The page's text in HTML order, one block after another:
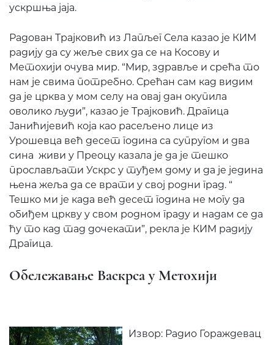
ускршња јаја.
Радован Трајковић из Лапљег Села казао је КИМ
радију да су жеље свих да се на Косову и
Метохији очува мир. “Мир, здравље и срећа то
нам је свима потребно. Срећан сам кад видим
да је црква у мом селу на овај дан окупила
оволико људи”, казао је Трајковић. Драгица
Јанићијевић која као расељено лице из
Урошевца већ десет година са супругом и два
сина живи у Преоцу казала је да је тешко
прослављати Ускрс у туђем дому и да је једина
њена жеља да се врати у свој родни град. “
Тешко ми је када већ десет година не могу да
обиђем цркву у свом родном граду и надам се да
ћу то кад тад дочекати”, рекла је КИМ радију
Драгица.
Обележавање Васкрса у Метохији
Извор: Радио Гораждевац